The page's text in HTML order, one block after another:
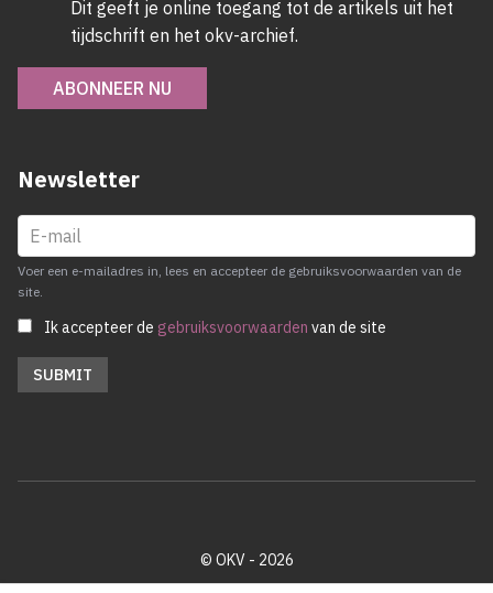
Dit geeft je online toegang tot de artikels uit het
tijdschrift en het okv-archief.
ABONNEER NU
Newsletter
Voer een e-mailadres in, lees en accepteer de gebruiksvoorwaarden van de
site.
Ik accepteer de gebruiksvoorwaarden van de site
© OKV - 2026